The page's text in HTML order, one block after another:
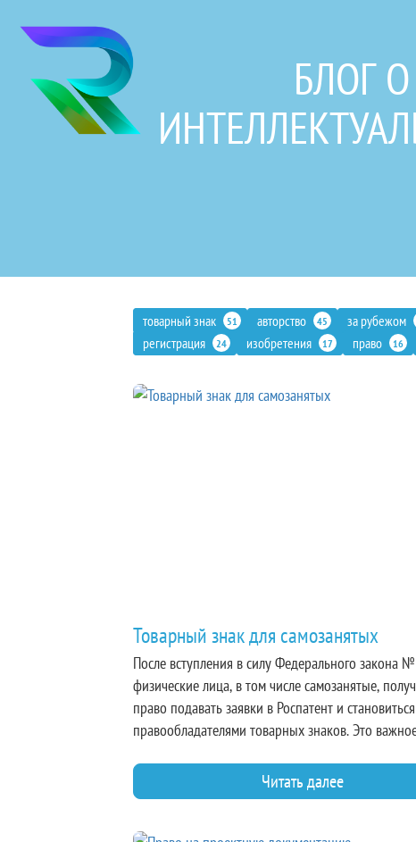
БЛОГ
товарный знак 51 авторство 45 за рубежом
регистрация 24 изобретения 17 право 16
Товарный знак для самозанятых
После вступления в силу Федерального закона
физические лица, в том числе самозанятые,
право подавать заявки в Роспатент и становиться
правообладателями товарных знаков. Это
ценность может создавать не только компания, но
отдельный человек.
Читать далее